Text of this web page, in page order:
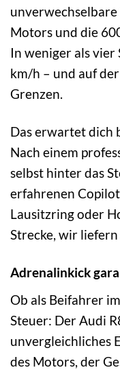
Motors und die
In weniger als vier
km/h – und auf
Grenzen.
Das erwartet dich
Nach einem
selbst hinter das
erfahrenen
Lausitzring oder
Strecke, wir
Adrenalinkick
Ob als Beifahrer
Steuer: Der Audi
unvergleichliches
des Motors, der